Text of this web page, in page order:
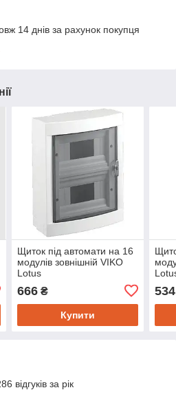
14 днів за рахунок покупця
Щиток під автомати на 16
модулів зовнішній VIKO
Lotus
666₴
Купити
534
відгуків за рік